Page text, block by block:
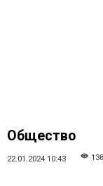
Общество
22.01.2024 10:43